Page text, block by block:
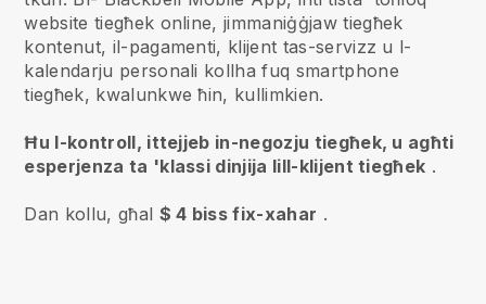
website tiegħek online, jimmaniġġjaw tiegħek
kontenut, il-pagamenti, klijent tas-servizz u l-
kalendarju personali kollha fuq smartphone
tiegħek, kwalunkwe ħin, kullimkien.
Ħu l-kontroll, ittejjeb in-negozju tiegħek, u agħti
esperjenza ta 'klassi dinjija lill-klijent tiegħek .
Dan kollu, għal $ 4 biss fix-xahar .